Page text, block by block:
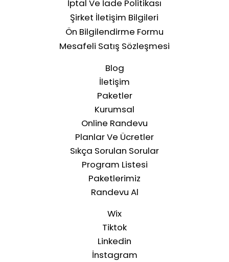
İptal Ve İade Politikası
Şirket İletişim Bilgileri
Ön Bilgilendirme Formu
Mesafeli Satış Sözleşmesi
Blog
İletişim
Paketler
Kurumsal
Online Randevu
Planlar Ve Ücretler
Sıkça Sorulan Sorular
Program Listesi
Paketlerimiz
Randevu Al
Wix
Tiktok
Linkedin
İnstagram